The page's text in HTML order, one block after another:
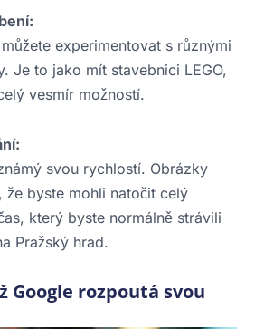
experimentovat s různými
Je to jako mít stavebnici LEGO,
vesmír možností.
svou rychlostí. Obrázky
že byste mohli natočit celý
který byste normálně strávili
Pražský hrad.
Google rozpoutá svou